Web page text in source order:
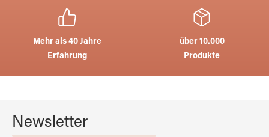
Mehr als 40 Jahre
Erfahrung
über 10.000
Produkte
Newsletter